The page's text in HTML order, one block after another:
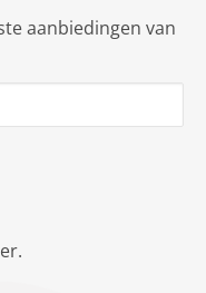
aanbiedingen van